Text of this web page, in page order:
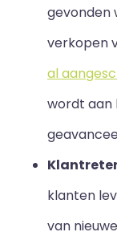
gevonden
verkopen
al
wordt aan
klanten
van